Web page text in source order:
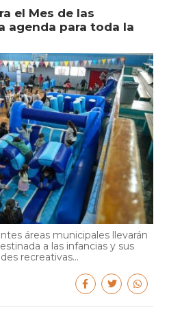
el Mes de las
agenda para toda la
áreas municipales llevarán
a las infancias y sus
recreativas...